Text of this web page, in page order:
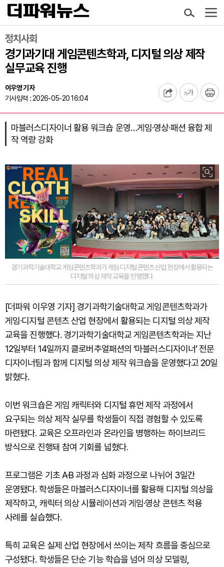
정치사회
경기과기대 게임콘텐츠학과, 디지털 의상 제작
실무교육 진행
이우영 기자
기사입력 : 2026-05-20 16:04
마블러스디자이너 활용 워크숍 운영…게임·영상·패션 융합 제
작 역량 강화
경기과학기술대학교 게임콘텐츠학과가 게임·디지털 콘텐츠 산업 현장에서 활용되는
디지털 의상 제작 교육을 진행했다.
[더파워 이우영 기자] 경기과학기술대학교 게임콘텐츠학과가
게임·디지털 콘텐츠 산업 현장에서 활용되는 디지털 의상 제작
교육을 진행했다. 경기과학기술대학교 게임콘텐츠학과는 지난
12일부터 14일까지 클로버추얼패션의 ‘마블러스디자이너’ 전문
디자이너팀과 함께 디지털 의상 제작 워크숍을 운영했다고 20일
밝혔다.
이번 워크숍은 게임 캐릭터와 디지털 휴먼 제작 과정에서
요구되는 의상 제작 실무를 학생들이 직접 경험할 수 있도록
마련됐다. 교육은 오프라인과 온라인을 병행하는 하이브리드
방식으로 진행돼 참여 기회를 넓혔다.
프로그램은 기초 A·B 과정과 심화 과정으로 나뉘어 3일간
운영됐다. 학생들은 마블러스디자이너를 활용해 디지털 의상을
제작하고, 캐릭터 의상 시뮬레이션과 게임·영상 콘텐츠 적용
사례를 실습했다.
특히 교육은 실제 산업 현장에서 쓰이는 제작 흐름을 중심으로
구성됐다. 학생들은 단순 기능 학습을 넘어 의상 모델링,